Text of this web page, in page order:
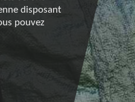
disposant
pouvez
dans
équipe lors